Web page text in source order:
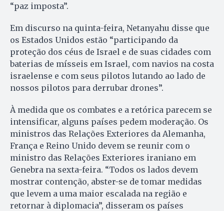
“paz imposta”.
Em discurso na quinta-feira, Netanyahu disse que
os Estados Unidos estão “participando da
proteção dos céus de Israel e de suas cidades com
baterias de mísseis em Israel, com navios na costa
israelense e com seus pilotos lutando ao lado de
nossos pilotos para derrubar drones”.
À medida que os combates e a retórica parecem se
intensificar, alguns países pedem moderação. Os
ministros das Relações Exteriores da Alemanha,
França e Reino Unido devem se reunir com o
ministro das Relações Exteriores iraniano em
Genebra na sexta-feira. “Todos os lados devem
mostrar contenção, abster-se de tomar medidas
que levem a uma maior escalada na região e
retornar à diplomacia”, disseram os países